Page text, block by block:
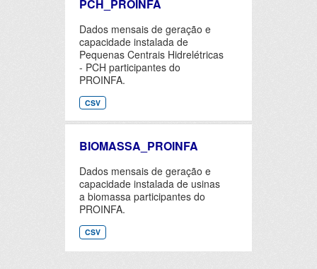
PCH_PROINFA
Dados mensais de geração e
capacidade instalada de
Pequenas Centrais Hidrelétricas
- PCH participantes do
PROINFA.
CSV
BIOMASSA_PROINFA
Dados mensais de geração e
capacidade instalada de usinas
a biomassa participantes do
PROINFA.
CSV